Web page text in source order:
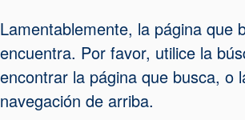
Sistemas
auxiliares de
Lamentablemente, la página que
encuentra. Por favor, utilice la
encontrar la página que busca, o
navegación de arriba.